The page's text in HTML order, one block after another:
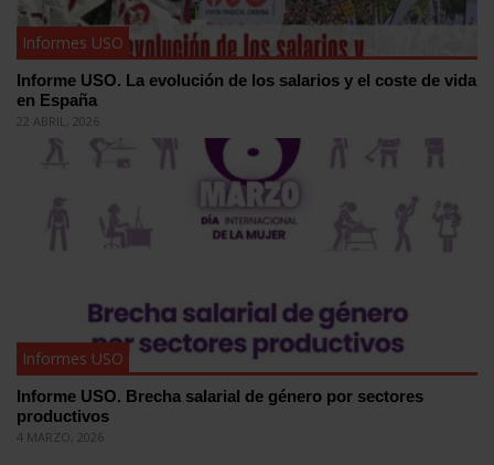
Informes USO
Informe USO. La evolución de los salarios y el coste de vida
en España
22 ABRIL, 2026
Informes USO
Informe USO. Brecha salarial de género por sectores
productivos
4 MARZO, 2026